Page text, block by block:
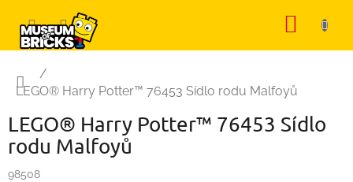
obsah
Domov
/
LEGO® Harry Potter™ 76453 Sídlo rodu Malfoyů
LEGO® Harry Potter™ 76453 Sídlo
rodu Malfoyů
98508